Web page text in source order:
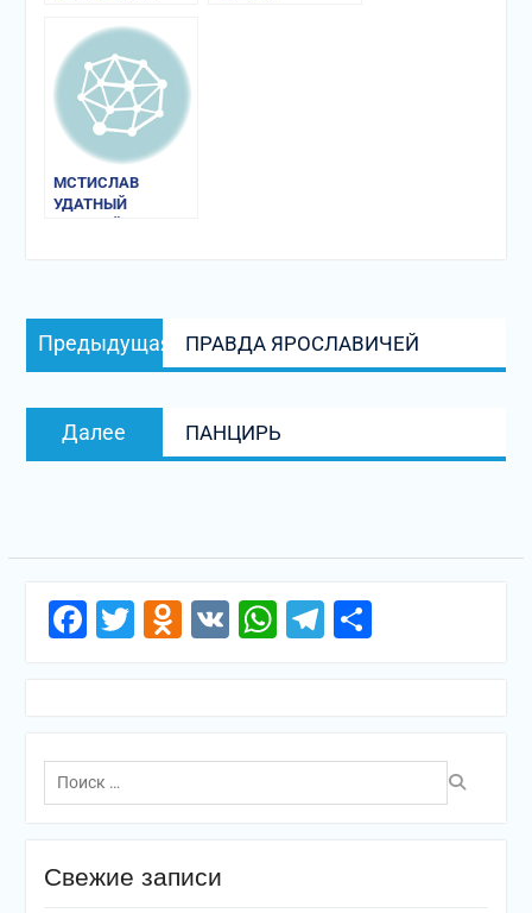
ИЛАРИОНА»
МСТИСЛАВ
УДАТНЫЙ
Навигация
по
Предыдущая
запись:
ПРАВДА ЯРОСЛАВИЧЕЙ
Далее
запись:
ПАНЦИРЬ
Facebook
Twitter
Odnoklassniki
VKWhatsApp
Telegram
Поиск
по:
Свежие записи